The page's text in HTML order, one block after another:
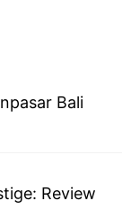
Bali
Review